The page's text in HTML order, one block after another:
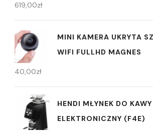
619,00zł
MINI KAMERA UKRYTA
WIFI FULLHD MAGNES
40,00zł
HENDI MŁYNEK DO
ELEKTRONICZNY (F4E)